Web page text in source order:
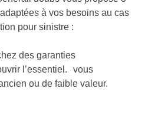
à vos besoins au cas
pour sinistre :
des garanties
l’essentiel. vous
ou de faible valeur.